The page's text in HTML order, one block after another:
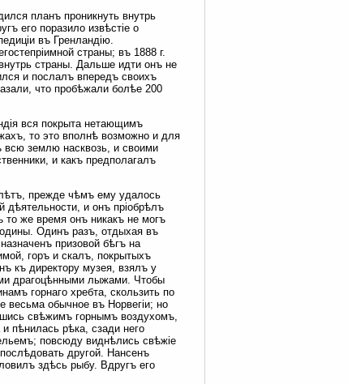
планъ проникнуть внутрь
его поразило извѣстіе о
въ Гренландію.
страны; въ 1888 г.
страны. Дальше идти онъ не
и послалъ впередъ своихъ
что пробѣжали болѣе 200
вся покрыта нетающимъ
то это вполнѣ возможно и для
всю землю насквозь, и своими
и какъ предполагалъ
прежде чѣмъ ему удалось
дѣятельности, и онъ пріобрѣлъ
то же время онъ никакъ не могъ
Одинъ разъ, отдыхая въ
призовой бѣгъ на
горъ и скалъ, покрытыхъ
къ директору музея, взялъ у
драгоцѣнными лыжами. Чтобы
горнаго хребта, скользить по
обычное въ Норвегіи; но
свѣжимъ горнымъ воздухомъ,
пѣнилась рѣка, сзади него
повсюду виднѣлись свѣжіе
другой. Нансенъ
здѣсь рыбу. Вдругъ его